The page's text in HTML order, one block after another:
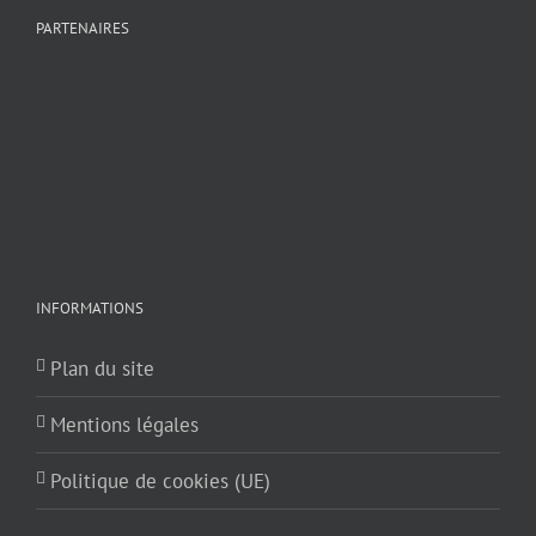
PARTENAIRES
INFORMATIONS
Plan du site
Mentions légales
Politique de cookies (UE)